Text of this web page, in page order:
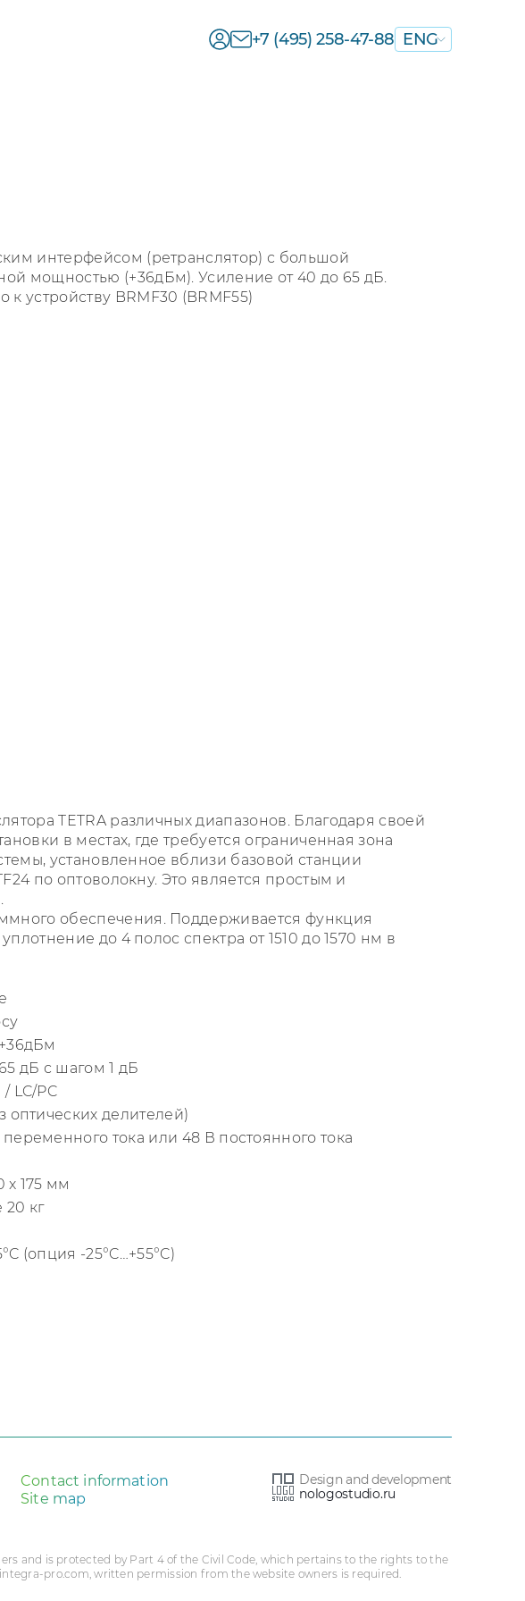
+7 (495) 258-47-88 ENG
интерфейсом (ретранслятор) с большой
мощностью (+36дБм). Усиление от 40 до 65 дБ.
к устройству BRMF30 (BRMF55)
TETRA различных диапазонов. Благодаря своей
в местах, где требуется ограниченная зона
установленное вблизи базовой станции
по оптоволокну. Это является простым и
обеспечения. Поддерживается функция
до 4 полос спектра от 1510 до 1570 нм в
дБ с шагом 1 дБ
LC/PC
оптических делителей)
тока или 48 В постоянного тока
x 175 мм
20 кг
(опция -25°C…+55°C)
Contact information
Site map
Design and development
nologostudio.ru
and is protected by Part 4 of the Civil Code, which pertains to the rights to the
pro.com, written permission from the website owners is required.